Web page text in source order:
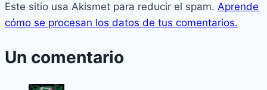
Este sitio usa Akismet para reducir el spam. Aprende
cómo se procesan los datos de tus comentarios.
Un comentario